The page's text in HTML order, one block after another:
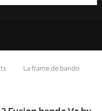
La frame de bando